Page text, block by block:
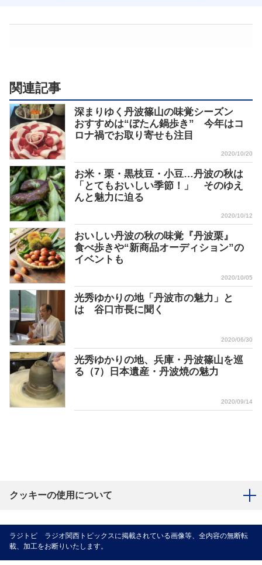
関連記事
深まりゆく丹波篠山の味覚シーズン
おすすめは“ぼたん鍋歩き” 今年はコ
ロナ禍でお取り寄せも注目
2020/10/20
お米・栗・黒枝豆・小豆…丹波の秋は
「とてもおいしい季節！」 そのゆえ
んと魅力に迫る
2020/10/12
おいしい丹波の秋の味覚『丹波栗』
食べ歩きや“新商品オーディション”の
イベントも
2020/10/05
光秀ゆかりの地「丹波市の魅力」と
は 谷口市長に聞く
2020/06/30
光秀ゆかりの地、兵庫・丹波篠⼭を巡
る（7）日本遺産・丹波焼の魅力
2020/09/14
クッキーの使用について
ラジトピ ラジオ関西トピックスに掲載されている画像等、全内容の無断転
載、加工をお断りいたします。